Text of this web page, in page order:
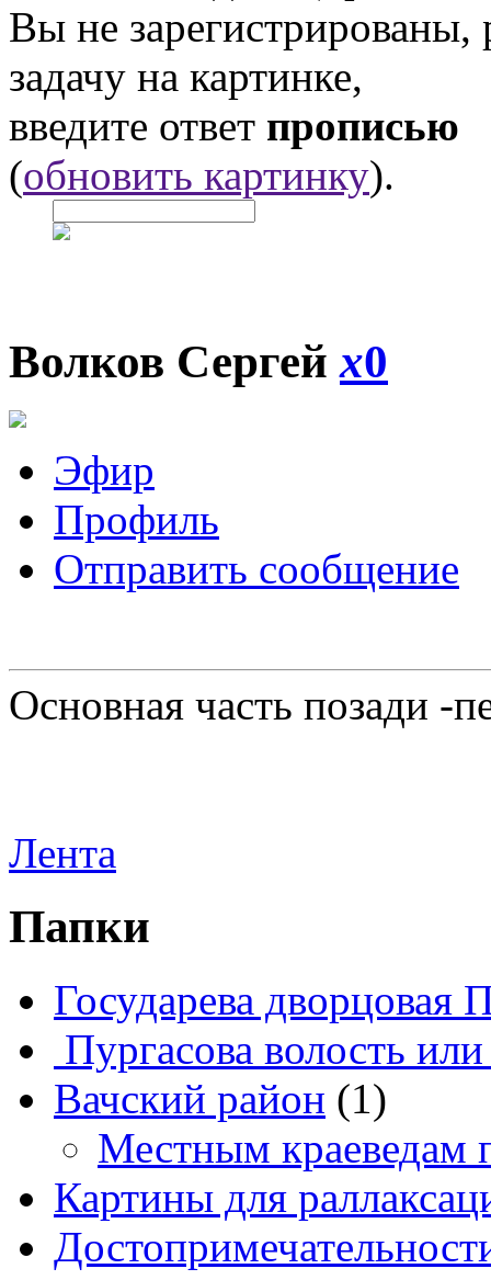
Вы не
задачу на картинке,
введите ответ прописью
(обновить картинку).
Волков Сергейx0
Эфир
Профиль
Отправить сообщение
Основная часть позади -
Лента
Папки
Государева дворцовая
Пургасова волость
Вачский район (1)
Местным краеведам
Картины для